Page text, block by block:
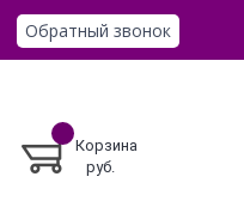
Обратный звонок
Корзина
руб.